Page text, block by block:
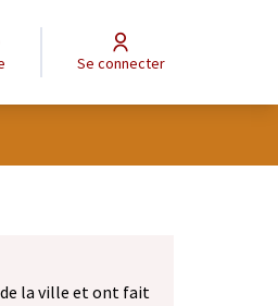
Se connecter
la ville et ont fait